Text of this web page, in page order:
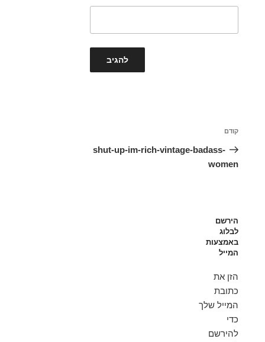
הפוסט
הקודם
קודם
shut-up-im-rich-vintage-badass-
women
הירשם
לבלוג
באמצעות
המייל
הזן את
כתובת
המייל שלך
כדי
להירשם